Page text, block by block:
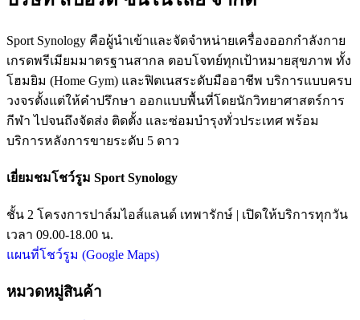
Sport Synology คือผู้นำเข้าและจัดจำหน่ายเครื่องออกกำลังกาย
เกรดพรีเมียมมาตรฐานสากล ตอบโจทย์ทุกเป้าหมายสุขภาพ ทั้ง
โฮมยิม (Home Gym) และฟิตเนสระดับมืออาชีพ บริการแบบครบ
วงจรตั้งแต่ให้คำปรึกษา ออกแบบพื้นที่โดยนักวิทยาศาสตร์การ
กีฬา ไปจนถึงจัดส่ง ติดตั้ง และซ่อมบำรุงทั่วประเทศ พร้อม
บริการหลังการขายระดับ 5 ดาว
เยี่ยมชมโชว์รูม Sport Synology
ชั้น 2 โครงการปาล์มไอส์แลนด์ เทพารักษ์ | เปิดให้บริการทุกวัน
เวลา 09.00-18.00 น.
แผนที่โชว์รูม (Google Maps)
หมวดหมู่สินค้า